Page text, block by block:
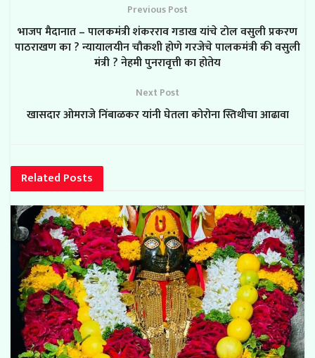
Previous Post
भाजप मैदानात – पालकमंत्री शंकरराव गडाख यांचे टोल वसुली प्रकरण
पाठराखण का ? न्यायालयीन चौकशी होणे गरजेचे पालकमंत्री की वसुली
मंत्री ? नेहमी पुनरावृत्ती का होतेय
Next Post
खासदार ओमराजे निंबाळकर यांनी घेतला कोरोना स्तिथीचा आढावा
Related Posts